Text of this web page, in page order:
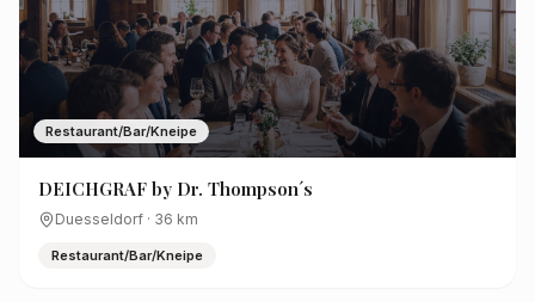
Restaurant/Bar/Kneipe
DEICHGRAF by Dr. Thompson´s
Duesseldorf · 36 km
Restaurant/Bar/Kneipe